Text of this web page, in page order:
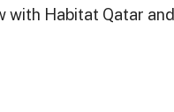
with Habitat Qatar